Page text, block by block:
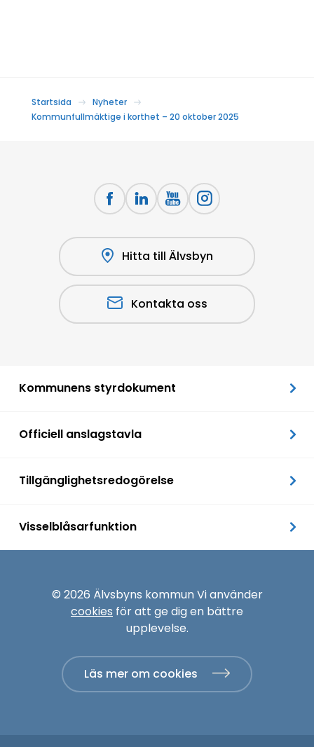
Startsida
Nyheter
Kommunfullmäktige i korthet – 20 oktober 2025
Hitta till Älvsbyn
Kontakta oss
Kommunens styrdokument
Officiell anslagstavla
Tillgänglighetsredogörelse
Visselblåsarfunktion
© 2026 Älvsbyns kommun Vi använder
cookies för att ge dig en bättre
upplevelse.
Läs mer om cookies